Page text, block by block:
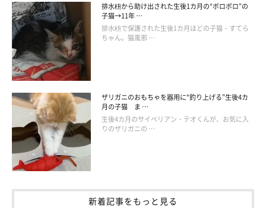
排水枡から助け出された生後1カ月の“ボロボロ”の
子猫→11年 …
排水枡で保護された生後1カ月ほどの子猫・すてら
ちゃん。猫風邪 …
ザリガニのおもちゃを器用に“釣り上げる”生後4カ
月の子猫 ま …
生後4カ月のサイベリアン・テオくんが、お気に入
りのザリガニの …
新着記事をもっと見る